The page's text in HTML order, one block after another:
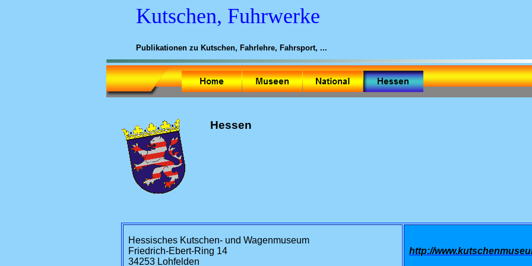
Kutschen, Fuhrwerke
Publikationen zu Kutschen, Fahrlehre, Fahrsport, ...
Hessen
Hessisches Kutschen- und Wagenmuseum
Friedrich-Ebert-Ring 14
34253 Lohfelden
http://